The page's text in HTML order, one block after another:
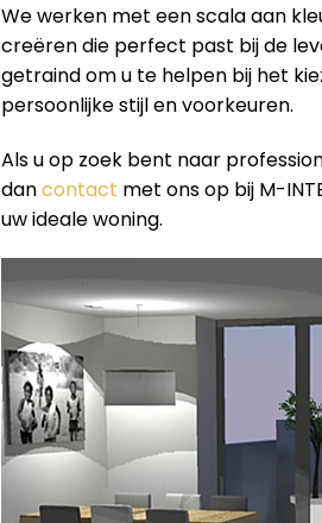
We werken met een scala aan
creëren die perfect past bij de
getraind om u te helpen bij het
persoonlijke stijl en voorkeuren.
Als u op zoek bent naar
dancontact met ons op bij M-
uw ideale woning.